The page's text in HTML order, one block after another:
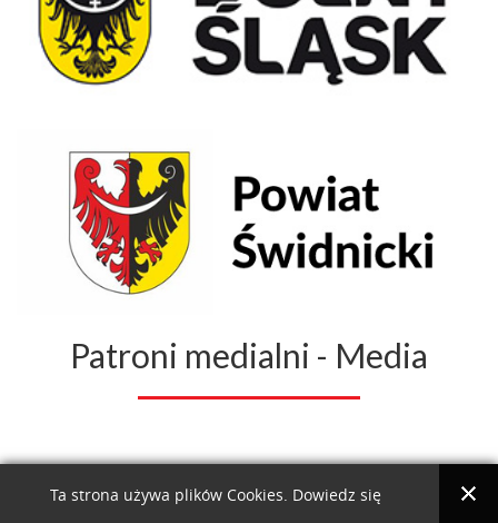
Patroni medialni - Media
Ta strona używa plików Cookies. Dowiedz się